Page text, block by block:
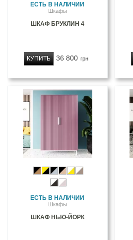
ЕСТЬ В НАЛИЧИИ
Шкафы
ШКАФ БРУКЛИН 4
36 800 грн
КУПИТЬ
ЕСТЬ В НАЛИЧИИ
Шкафы
ШКАФ НЬЮ-ЙОРК